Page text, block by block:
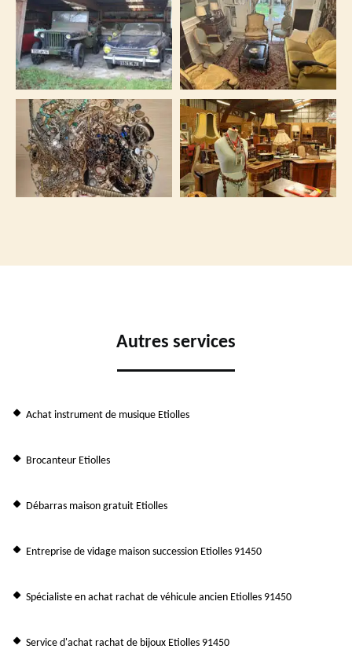
Autres services
Achat instrument de musique Etiolles
Brocanteur Etiolles
Débarras maison gratuit Etiolles
Entreprise de vidage maison succession Etiolles 91450
Spécialiste en achat rachat de véhicule ancien Etiolles 91450
Service d'achat rachat de bijoux Etiolles 91450